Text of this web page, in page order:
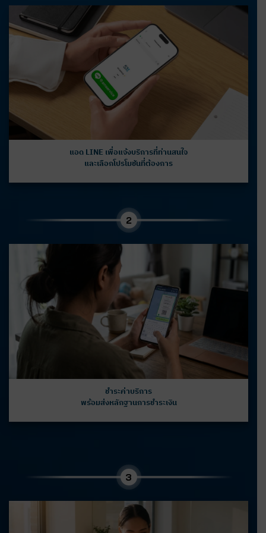
แอด LINE เพื่อแจ้งบริการที่ท่านสนใจ
และเลือกโปรโมชันที่ต้องการ
2
ชำระค่าบริการ
พร้อมส่งหลักฐานการชำระเงิน
3